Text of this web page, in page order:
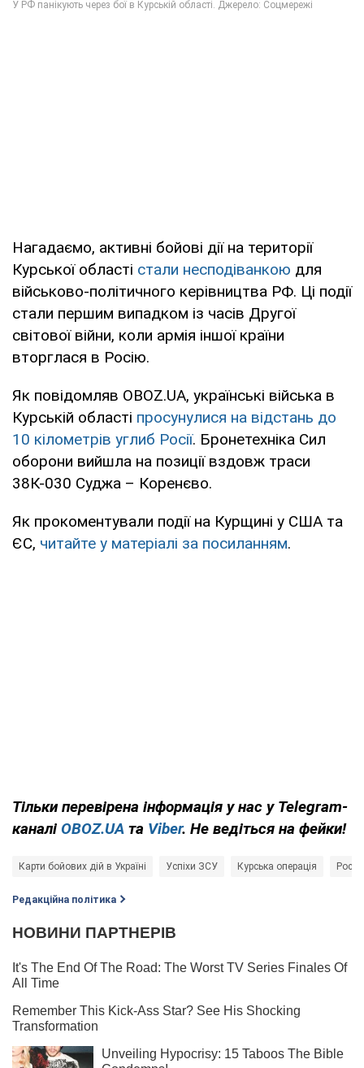
Нагадаємо, активні бойові дії на території
Курської області стали несподіванкою для
військово-політичного керівництва РФ. Ці події
стали першим випадком із часів Другої
світової війни, коли армія іншої країни
вторглася в Росію.
Як повідомляв OBOZ.UA, українські війська в
Курській області просунулися на відстань до
10 кілометрів углиб Росії. Бронетехніка Сил
оборони вийшла на позиції вздовж траси
38К-030 Суджа – Коренєво.
Як прокоментували події на Курщині у США та
ЄС, читайте у матеріалі за посиланням.
Тільки перевірена інформація у нас у Telegram-
каналі OBOZ.UA та Viber. Не ведіться на фейки!
Карти бойових дій в Україні Успіхи ЗСУ Курська операція Росія
Редакційна політика